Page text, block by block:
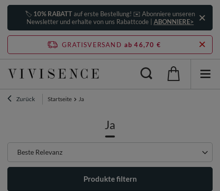
🏷️ 10% RABATTauf erste Bestellung! ✉️ Abonniere unseren
Newsletter und erhalte von uns Rabattcode | ABONNIERE>
GRATISVERSAND ab 46,70 €
Zurück Startseite Ja
Ja
Sortierung ändern
Beste Relevanz
Produkte filtern